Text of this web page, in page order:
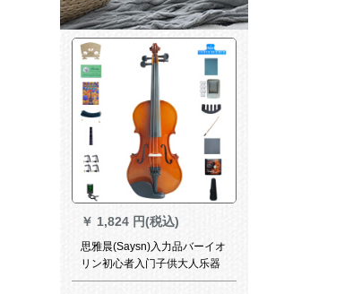
￥ 1,824 円(税込)
思雅晨(Saysn)入力品バーイオ
リン初心者入门子供大人乐器
实木手作りーハーンラト演奏